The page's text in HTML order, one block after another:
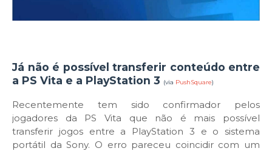
Já não é possível transferir conteúdo entre
a PS Vita e a PlayStation 3 (via PushSquare)
Recentemente tem sido confirmador pelos
jogadores da PS Vita que não é mais possível
transferir jogos entre a PlayStation 3 e o sistema
portátil da Sony. O erro pareceu coincidir com um